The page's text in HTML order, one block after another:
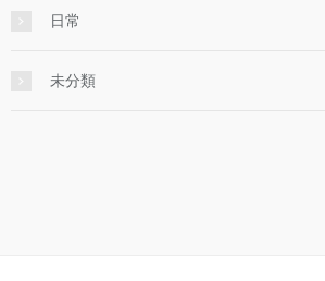
日常
未分類